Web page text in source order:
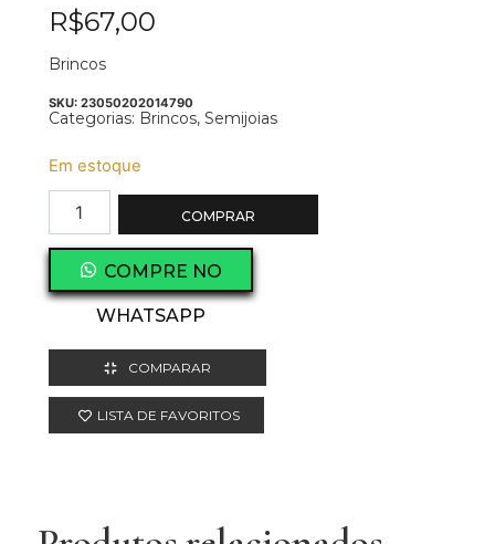
R$67,00
Brincos
SKU: 23050202014790
Categorias: Brincos, Semijoias
Em estoque
COMPRAR
COMPRE NO
WHATSAPP
COMPARAR
LISTA DE FAVORITOS